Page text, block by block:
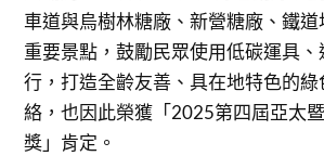
車道與烏樹林糖廠、新營糖廠、鐵
重要景點，鼓勵民眾使用低碳運具
行，打造全齡友善、具在地特色的
絡，也因此榮獲「2025第四屆亞太
獎」肯定。